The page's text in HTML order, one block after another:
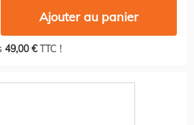
Ajouter au panier
49,00 €TTC !